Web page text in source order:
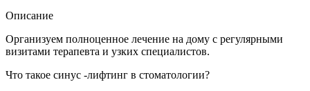
Описание
Организуем полноценное лечение на дому с регулярными
визитами терапевта и узких специалистов.
Что такое синус -лифтинг в стоматологии?